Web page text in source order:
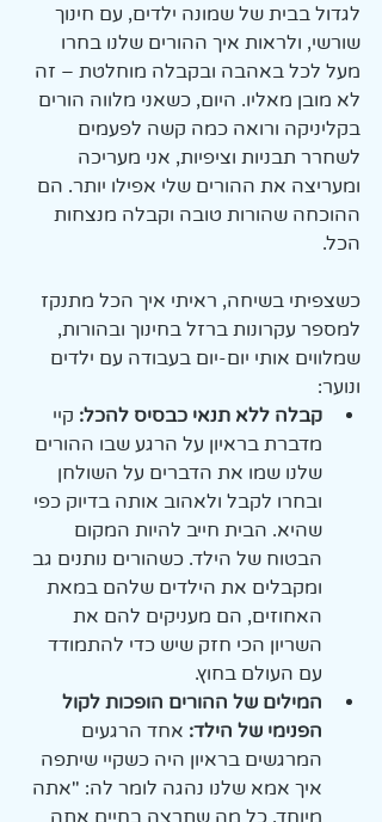
לגדול בבית של שמונה ילדים, עם חינוך
שורשי, ולראות איך ההורים שלנו בחרו
מעל לכל באהבה ובקבלה מוחלטת – זה
לא מובן מאליו. היום, כשאני מלווה הורים
בקליניקה ורואה כמה קשה לפעמים
לשחרר תבניות וציפיות, אני מעריכה
ומעריצה את ההורים שלי אפילו יותר. הם
ההוכחה שהורות טובה וקבלה מנצחות
הכל.
כשצפיתי בשיחה, ראיתי איך הכל מתנקז
למספר עקרונות ברזל בחינוך ובהורות,
שמלווים אותי יום-יום בעבודה עם ילדים
ונוער:
קבלה ללא תנאי כבסיס להכל: קיי
מדברת בראיון על הרגע שבו ההורים
שלנו שמו את הדברים על השולחן
ובחרו לקבל ולאהוב אותה בדיוק כפי
שהיא. הבית חייב להיות המקום
הבטוח של הילד. כשהורים נותנים גב
ומקבלים את הילדים שלהם במאת
האחוזים, הם מעניקים להם את
השריון הכי חזק שיש כדי להתמודד
עם העולם בחוץ.
המילים של ההורים הופכות לקול
הפנימי של הילד: אחד הרגעים
המרגשים בראיון היה כשקיי שיתפה
איך אמא שלנו נהגה לומר לה: "אתה
מיוחד, כל מה שתרצה בחיים אתה